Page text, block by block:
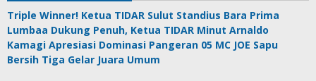
Triple Winner! Ketua TIDAR Sulut Standius Bara Prima
Lumbaa Dukung Penuh, Ketua TIDAR Minut Arnaldo
Kamagi Apresiasi Dominasi Pangeran 05 MC JOE Sapu
Bersih Tiga Gelar Juara Umum